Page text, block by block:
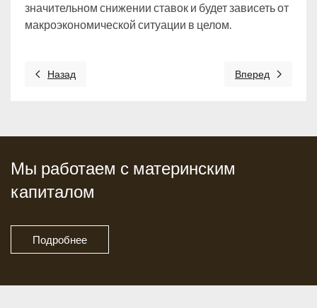
значительном снижении ставок и будет зависеть от
макроэкономической ситуации в целом.
Предыдущий: Топ 5 причин переехать жить за город
Назад Следующий:
Вперед
Мы работаем с материнским
капиталом
Подробнее